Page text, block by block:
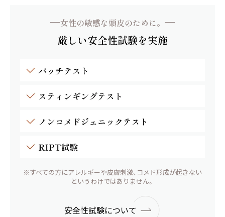
女性の敏感な頭皮のために。
厳しい安全性試験を実施
※すべての方にアレルギーや皮膚刺激、コメド形成が起きない
というわけではありません。
安全性試験について